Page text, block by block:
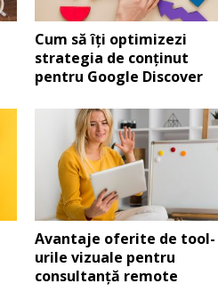
Cum să îți optimizezi
strategia de conținut
pentru Google Discover
Avantaje oferite de tool-
urile vizuale pentru
consultanță remote